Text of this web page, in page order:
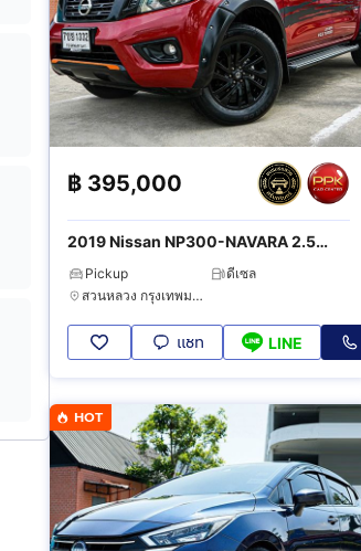
฿ 395,000
2019 Nissan NP300-NAVARA 2.5
Calibre E Black Edition
Pickup
ดีเซล
สวนหลวง กรุงเทพมหานคร
แชท LINE
HOT